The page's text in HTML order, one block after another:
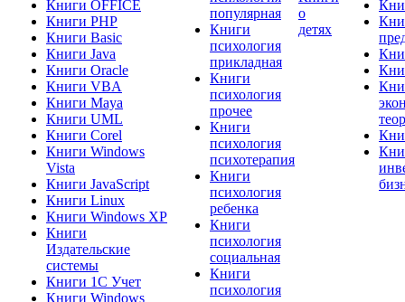
Книги OFFICE
Книги PHP
Книги Basic
Книги Java
Книги Oracle
Книги VBA
Книги Maya
Книги UML
Книги Corel
Книги Windows
Vista
Книги JavaScript
Книги Linux
Книги Windows XP
Книги
Издательские
системы
Книги 1C Учет
Книги Windows
популярная
Книги
психология
прикладная
Книги
психология
прочее
Книги
психология
психотерапия
Книги
психология
ребенка
Книги
психология
социальная
Книги
психология
о
детях